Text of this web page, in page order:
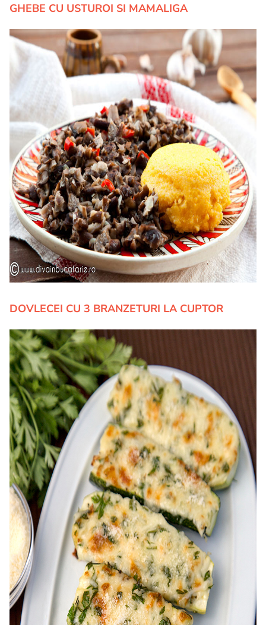
GHEBE CU USTUROI SI MAMALIGA
DOVLECEI CU 3 BRANZETURI LA CUPTOR